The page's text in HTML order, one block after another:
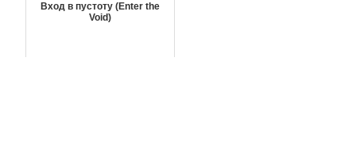
Вход в пустоту (Enter the
Void)